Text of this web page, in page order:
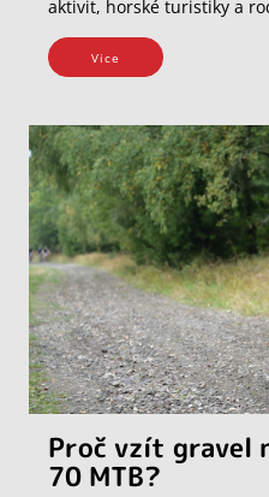
aktivit, horské turistiky a
Vice
Proč vzít gravel
70 MTB?